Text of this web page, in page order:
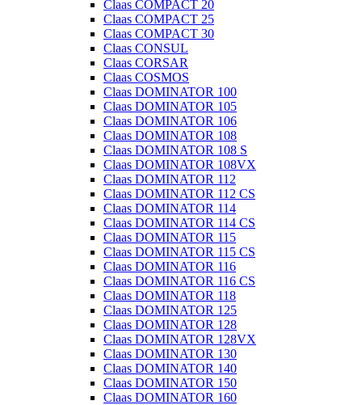
Claas COMPACT 20
Claas COMPACT 25
Claas COMPACT 30
Claas CONSUL
Claas CORSAR
Claas COSMOS
Claas DOMINATOR 100
Claas DOMINATOR 105
Claas DOMINATOR 106
Claas DOMINATOR 108
Claas DOMINATOR 108 S
Claas DOMINATOR 108VX
Claas DOMINATOR 112
Claas DOMINATOR 112 CS
Claas DOMINATOR 114
Claas DOMINATOR 114 CS
Claas DOMINATOR 115
Claas DOMINATOR 115 CS
Claas DOMINATOR 116
Claas DOMINATOR 116 CS
Claas DOMINATOR 118
Claas DOMINATOR 125
Claas DOMINATOR 128
Claas DOMINATOR 128VX
Claas DOMINATOR 130
Claas DOMINATOR 140
Claas DOMINATOR 150
Claas DOMINATOR 160